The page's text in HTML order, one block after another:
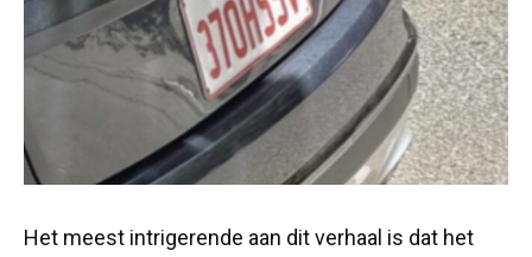
Het meest intrigerende aan dit verhaal is dat het